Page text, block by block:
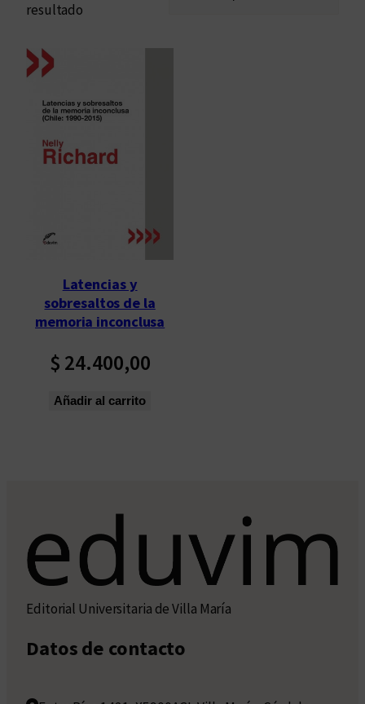
resultado
Latencias y
sobresaltos de la
memoria inconclusa
$ 24.400,00
Añadir al carrito
Editorial Universitaria de Villa María
Datos de contacto